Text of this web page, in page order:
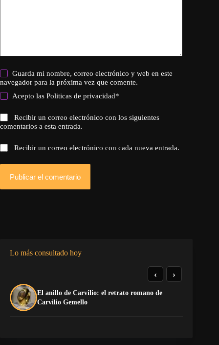
Guarda mi nombre, correo electrónico y web en este
navegador para la próxima vez que comente.
Acepto lasPoliticas de privacidad*
Recibir un correo electrónico con los siguientes
comentarios a esta entrada.
Recibir un correo electrónico con cada nueva entrada.
Publicar el comentario
Lo más consultado hoy
El anillo de Carvilio: el retrato romano de
Carvilio Gemello
‹ ›